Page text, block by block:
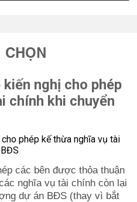
CHỌN
nghị cho phép
chính khi chuyển
các bên được thỏa thuận
nghĩa vụ tài chính còn lại
dự án BĐS (thay vì bắt